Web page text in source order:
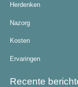
Herdenken
Nazorg
Kosten
Ervaringen
Recente